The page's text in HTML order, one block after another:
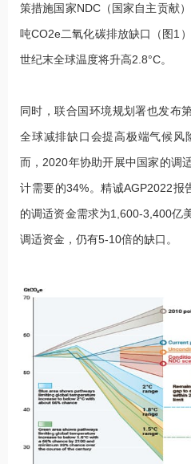
策措施国家NDC（国家自主贡献
吨CO2e二氧化碳排放缺口（图1
世纪末全球温度将升高2.8°C。
同时，联合国环境规划署也发布
全球减排缺口会提高极端气候风
而，2020年协助开展中国家的调
计需要的34%。精诚AGP2022报
的调适资金需求为1,600-3,400亿
调适资金，仍有5-10倍的缺口。